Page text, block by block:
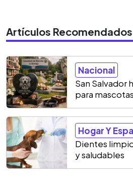
Artículos Recomendados
Nacional
San Salvador
para
Hogar Y
Dientes
y saludables